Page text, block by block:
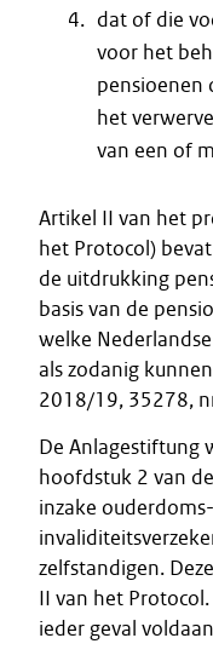
dat of die
voor het
pensioenen
het
van een of
Artikel II van het
het Protocol)
de uitdrukking
basis van de
welke
als zodanig
2018/19, 35278,
De Anlagestiftung
hoofdstuk 2 van
inzake
zelfstandigen.
II van het
ieder geval